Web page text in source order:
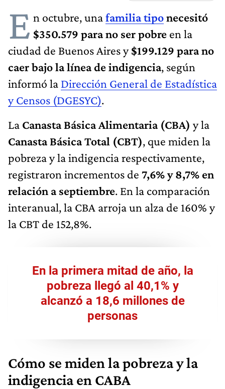
E n octubre, unafamilia tiponecesitó
$350.579 para no ser pobre en la
ciudad de Buenos Aires y$199.129 para no
caer bajo la línea de indigencia, según
informó la Dirección General de Estadística
y Censos (DGESYC).
La Canasta Básica Alimentaria (CBA) y la
Canasta Básica Total (CBT), que miden la
pobreza y la indigencia respectivamente,
registraron incrementos de 7,6% y 8,7% en
relación a septiembre. En la comparación
interanual, la CBA arroja un alza de 160% y
la CBT de 152,8%.
En la primera mitad de año, la
pobreza llegó al 40,1% y
alcanzó a 18,6 millones de
personas
Cómo se miden la pobreza y la
indigencia en CABA